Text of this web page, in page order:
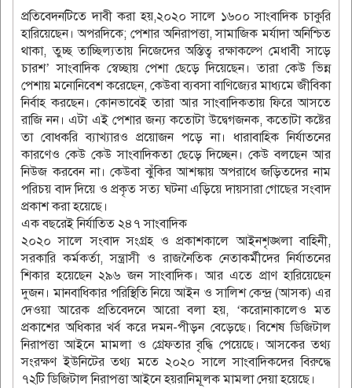
প্রতিবেদনটিতে দাবী করা হয়,২০২০ সালে ১৬০০ সাংবাদিক চাকুরি
হারিয়েছেন। অপরদিকে; পেশার অনিরাপত্তা, সামাজিক মর্যাদা অনিশ্চিত
থাকা, তুচ্ছ তাচ্ছিল্যতায় নিজেদের অস্তিত্ব রক্ষাকল্পে মেধাবী সাড়ে
চারশ’ সাংবাদিক স্বেচ্ছায় পেশা ছেড়ে দিয়েছেন। তারা কেউ ভিন্ন
পেশায় মনোনিবেশ করেছেন, কেউবা ব্যবসা বাণিজ্যের মাধ্যমে জীবিকা
নির্বাহ করছেন। কোনভাবেই তারা আর সাংবাদিকতায় ফিরে আসতে
রাজি নন। এটা এই পেশার জন্য কতোটা উদ্বেগজনক, কতোটা কষ্টের
তা বোধকরি ব্যাখ্যারও প্রয়োজন পড়ে না। ধারাবাহিক নির্যাতনের
কারণেও কেউ কেউ সাংবাদিকতা ছেড়ে দিচ্ছেন। কেউ বলছেন আর
নিউজ করবেন না। কেউবা ঝুঁকির আশঙ্কায় অপরাধে জড়িতদের নাম
পরিচয় বাদ দিয়ে ও প্রকৃত সত্য ঘটনা এড়িয়ে দায়সারা গোছের সংবাদ
প্রকাশ করা হয়েছে।
এক বছরেই নির্যাতিত ২৪৭ সাংবাদিক
২০২০ সালে সংবাদ সংগ্রহ ও প্রকাশকালে আইনশৃঙ্খলা বাহিনী,
সরকারি কর্মকর্তা, সন্ত্রাসী ও রাজনৈতিক নেতাকর্মীদের নির্যাতনের
শিকার হয়েছেন ২৯৬ জন সাংবাদিক। আর এতে প্রাণ হারিয়েছেন
দুজন। মানবাধিকার পরিস্থিতি নিয়ে আইন ও সালিশ কেন্দ্র (আসক) এর
দেওয়া আরেক প্রতিবেদনে আরো বলা হয়, ‘করোনাকালেও মত
প্রকাশের অধিকার খর্ব করে দমন-পীড়ন বেড়েছে। বিশেষ ডিজিটাল
নিরাপত্তা আইনে মামলা ও গ্রেফতার বৃদ্ধি পেয়েছে। আসকের তথ্য
সংরক্ষণ ইউনিটের তথ্য মতে ২০২০ সালে সাংবাদিকদের বিরুদ্ধে
৭২টি ডিজিটাল নিরাপত্তা আইনে হয়রানিমূলক মামলা দেয়া হয়েছে।